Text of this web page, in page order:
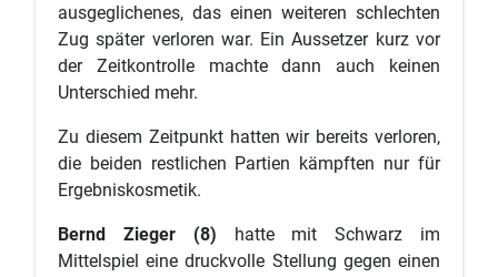
ausgeglichenes, das einen weiteren schlechten
Zug später verloren war. Ein Aussetzer kurz vor
der Zeitkontrolle machte dann auch keinen
Unterschied mehr.
Zu diesem Zeitpunkt hatten wir bereits verloren,
die beiden restlichen Partien kämpften nur für
Ergebniskosmetik.
Bernd Zieger (8) hatte mit Schwarz im
Mittelspiel eine druckvolle Stellung gegen einen